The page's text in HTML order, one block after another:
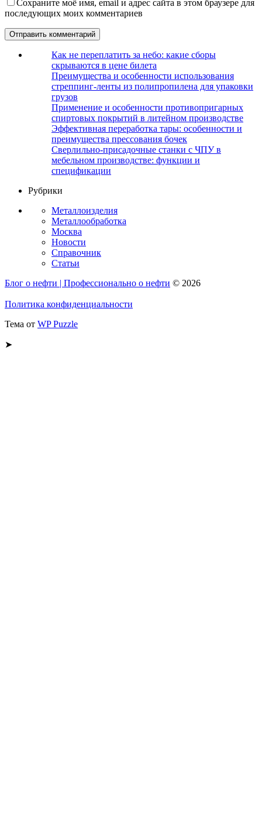
Сохраните моё имя, email и адрес сайта в этом браузере для
последующих моих комментариев
Как не переплатить за небо: какие сборы
скрываются в цене билета
Преимущества и особенности использования
стреппинг-ленты из полипропилена для упаковки
грузов
Применение и особенности противопригарных
спиртовых покрытий в литейном производстве
Эффективная переработка тары: особенности и
преимущества прессования бочек
Сверлильно-присадочные станки с ЧПУ в
мебельном производстве: функции и
спецификации
Рубрики
Металлоизделия
Металлообработка
Москва
Новости
Справочник
Статьи
Блог о нефти | Профессионально о нефти © 2026
Политика конфиденциальности
Тема от WP Puzzle
➤